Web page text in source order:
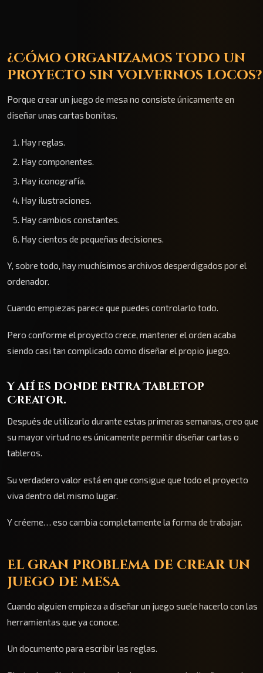
¿Cómo organizamos todo un
proyecto sin volvernos locos?
Porque crear un juego de mesa no consiste únicamente en
diseñar unas cartas bonitas.
Hay reglas.
Hay componentes.
Hay iconografía.
Hay ilustraciones.
Hay cambios constantes.
Hay cientos de pequeñas decisiones.
Y, sobre todo, hay muchísimos archivos desperdigados por el
ordenador.
Cuando empiezas parece que puedes controlarlo todo.
Pero conforme el proyecto crece, mantener el orden acaba
siendo casi tan complicado como diseñar el propio juego.
Y ahí es donde entra Tabletop
Creator.
Después de utilizarlo durante estas primeras semanas, creo que
su mayor virtud no es únicamente permitir diseñar cartas o
tableros.
Su verdadero valor está en que consigue que todo el proyecto
viva dentro del mismo lugar.
Y créeme… eso cambia completamente la forma de trabajar.
El gran problema de crear un
juego de mesa
Cuando alguien empieza a diseñar un juego suele hacerlo con las
herramientas que ya conoce.
Un documento para escribir las reglas.